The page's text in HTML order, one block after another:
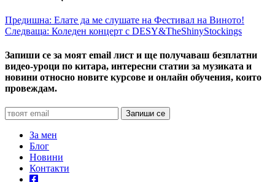
Предишна: Елате да ме слушате на Фестивал на Виното!
Следваща: Коледен концерт с DESY&TheShinyStockings
Запиши се за моят email лист и ще получаваш безплатни
видео-уроци по китара, интересни статии за музиката и
новини относно новите курсове и онлайн обучения, които
провеждам.
За мен
Блог
Новини
Контакти